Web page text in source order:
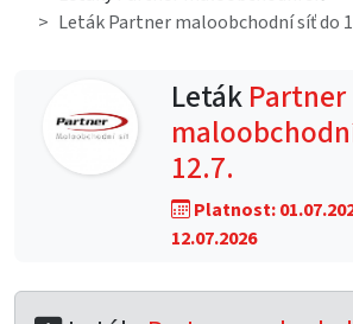
Leták Partner maloobchodní síť do
LetákPartner
12.7.
Platnost:
12.07.2026